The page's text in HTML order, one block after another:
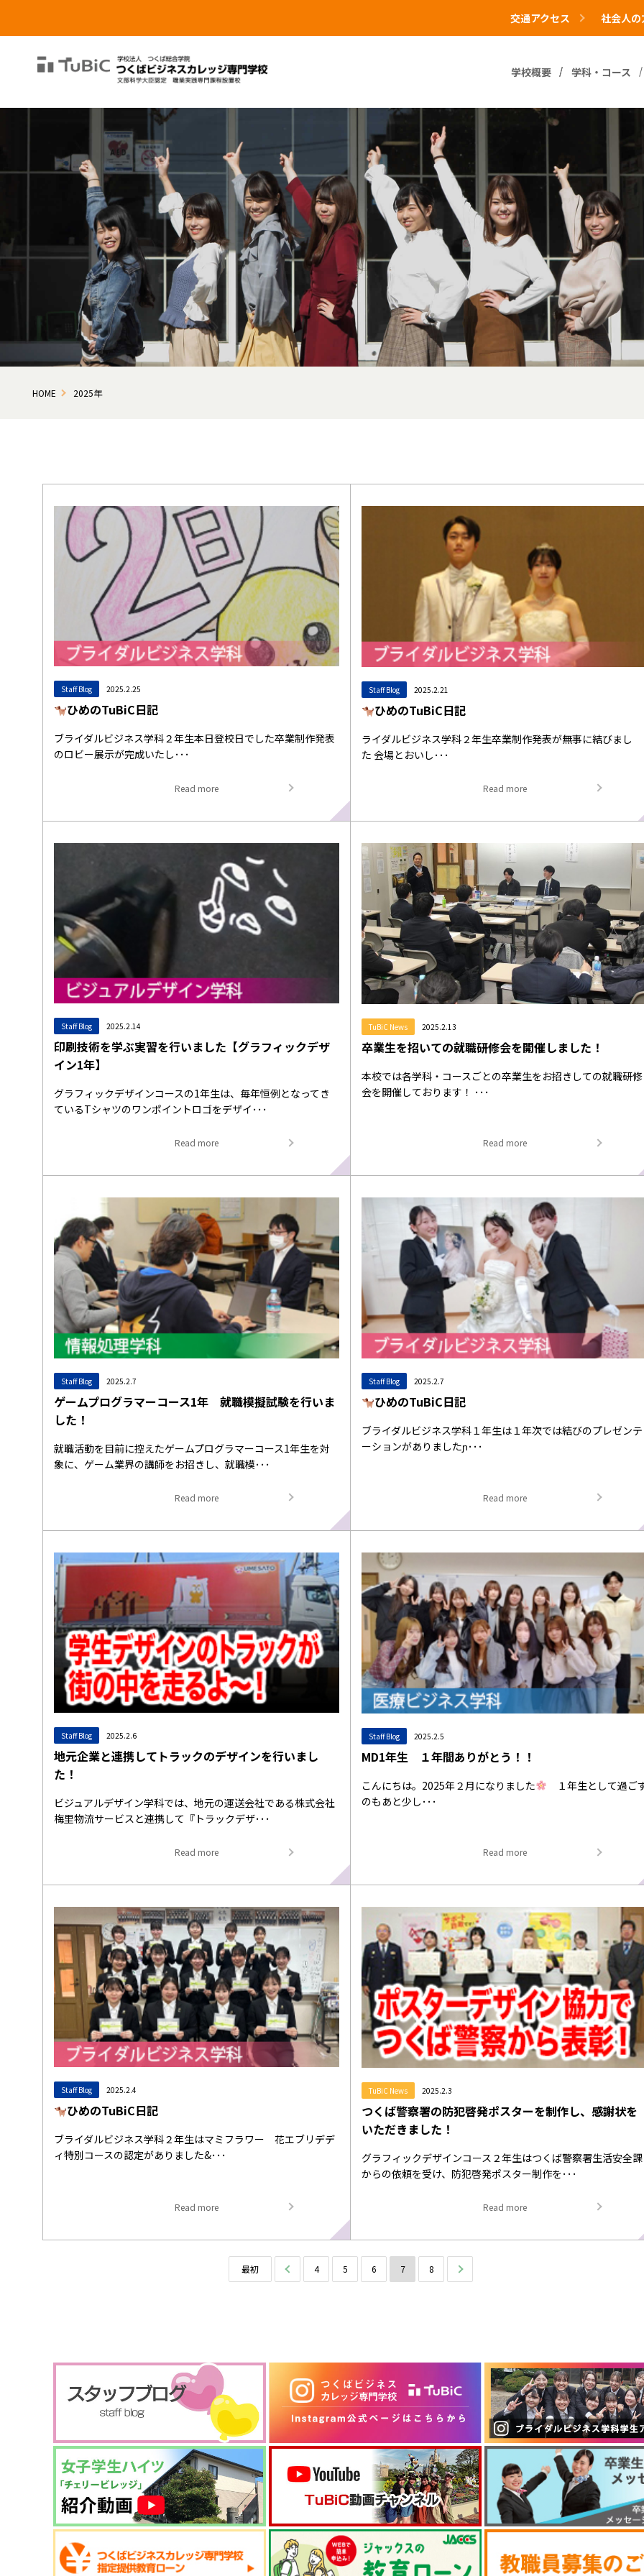
交通アクセス 社会人の
学校概要 学科・コース
HOME 2025年
Staff Blog 2025.2.25
ひめのTuBiC日記
ブライダルビジネス学科２年生本日登校日でした卒業制作発表
のロビー展示が完成いたし･･･
Read more
Staff Blog 2025.2.21
ひめのTuBiC日記
ライダルビジネス学科２年生卒業制作発表が無事に結びまし
た 会場とおいし･･･
Read more
Staff Blog 2025.2.14
印刷技術を学ぶ実習を行いました【グラフィックデザ
イン1年】
グラフィックデザインコースの1年生は、毎年恒例となってき
ているTシャツのワンポイントロゴをデザイ･･･
Read more
TuBiC News 2025.2.13
卒業生を招いての就職研修会を開催しました！
本校では各学科・コースごとの卒業生をお招きしての就職研修
会を開催しております！ ･･･
Read more
Staff Blog 2025.2.7
ゲームプログラマーコース1年 就職模擬試験を行いま
した！
就職活動を目前に控えたゲームプログラマーコース1年生を対
象に、ゲーム業界の講師をお招きし、就職模･･･
Read more
Staff Blog 2025.2.7
ひめのTuBiC日記
ブライダルビジネス学科１年生は１年次では結びのプレゼンテ
ーションがありましたɲ･･･
Read more
Staff Blog 2025.2.6
地元企業と連携してトラックのデザインを行いまし
た！
ビジュアルデザイン学科では、地元の運送会社である株式会社
梅里物流サービスと連携して『トラックデザ･･･
Read more
Staff Blog 2025.2.5
MD1年生 １年間ありがとう！！
こんにちは。2025年２月になりました
１年生として過ご
のもあと少し･･･
Read more
Staff Blog 2025.2.4
ひめのTuBiC日記
ブライダルビジネス学科２年生はマミフラワー 花エブリデデ
ィ特別コースの認定がありました&･･･
Read more
TuBiC News 2025.2.3
つくば警察署の防犯啓発ポスターを制作し、感謝状を
いただきました！
グラフィックデザインコース２年生はつくば警察署生活安全課
からの依頼を受け、防犯啓発ポスター制作を･･･
Read more
最初 前へ 4 5 6 7 8 次へ